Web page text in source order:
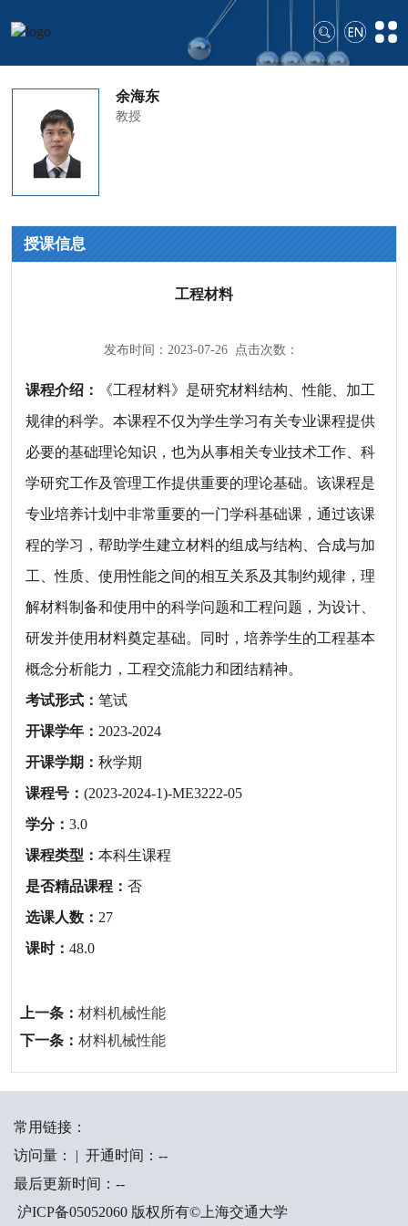
余海东
教授
授课信息
工程材料
发布时间：2023-07-26 点击次数：
课程介绍：
《工程材料》是研究材料结构、性能、加工
规律的科学。本课程不仅为学生学习有关专业课程提供
必要的基础理论知识，也为从事相关专业技术工作、科
学研究工作及管理工作提供重要的理论基础。该课程是
专业培养计划中非常重要的一门学科基础课，通过该课
程的学习，帮助学生建立材料的组成与结构、合成与加
工、性质、使用性能之间的相互关系及其制约规律，理
解材料制备和使用中的科学问题和工程问题，为设计、
研发并使用材料奠定基础。同时，培养学生的工程基本
概念分析能力，工程交流能力和团结精神。
考试形式：笔试
开课学年： 2023-2024
开课学期：秋学期
课程号：(2023-2024-1)-ME3222-05
学分：3.0
课程类型：本科生课程
是否精品课程：否
选课人数： 27
课时：48.0
上一条： 材料机械性能
下一条： 材料机械性能
常用链接：
访问量：
| 开通时间： --
最后更新时间： --
沪ICP备05052060 版权所有©上海交通大学